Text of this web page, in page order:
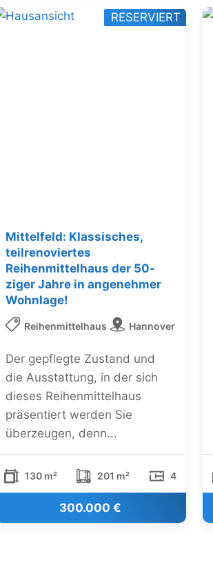
Mittelfeld: Klassisches,
teilrenoviertes
Reihenmittelhaus der 50-
ziger Jahre in angenehmer
Wohnlage!
Reihenmittelhaus Hannover
Der gepflegte Zustand und
die Ausstattung, in der sich
dieses Reihenmittelhaus
präsentiert werden Sie
überzeugen, denn...
130 m² 201 m² 4
300.000 €
RESERVIERT